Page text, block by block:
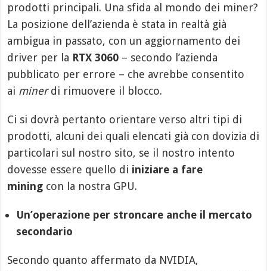
prodotti principali. Una sfida al mondo dei miner?
La posizione dell’azienda è stata in realtà già
ambigua in passato, con un aggiornamento dei
driver per la RTX 3060 – secondo l’azienda
pubblicato per errore – che avrebbe consentito
ai minerdi rimuovere il blocco.
Ci si dovrà pertanto orientare verso altri tipi di
prodotti, alcuni dei quali elencati già con dovizia di
particolari sul nostro sito, se il nostro intento
dovesse essere quello di iniziare a fare
mining con la nostra GPU.
Un’operazione per stroncare anche il mercato
secondario
Secondo quanto affermato da NVIDIA,